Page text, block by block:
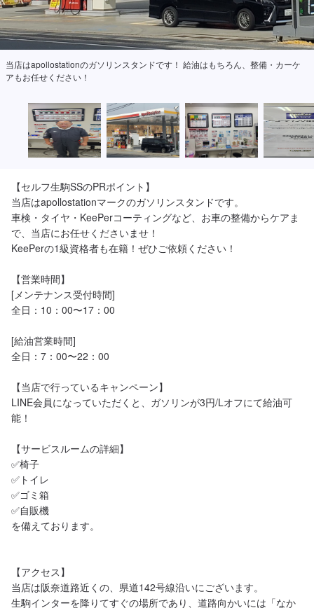
当店はapollostationのガソリンスタンドです！ 給油はもちろん、整備・カーケ
アもお任せください！
【セルフ生駒SSのPRポイント】
当店はapollostationマークのガソリンスタンドです。
車検・タイヤ・KeePerコーティングなど、お車の整備からケアま
で、当店にお任せくださいませ！
KeePerの1級資格者も在籍！ぜひご依頼ください！
【営業時間】
[メンテナンス受付時間]
全日：10：00〜17：00
[給油営業時間]
全日：7：00〜22：00
【当店で行っているキャンペーン】
LINE会員になっていただくと、ガソリンが3円/Lオフにて給油可
能！
【サービスルームの詳細】
✅椅子
✅トイレ
✅ゴミ箱
✅自販機
を備えております。
【アクセス】
当店は阪奈道路近くの、県道142号線沿いにございます。
生駒インターを降りてすぐの場所であり、道路向かいには「なか